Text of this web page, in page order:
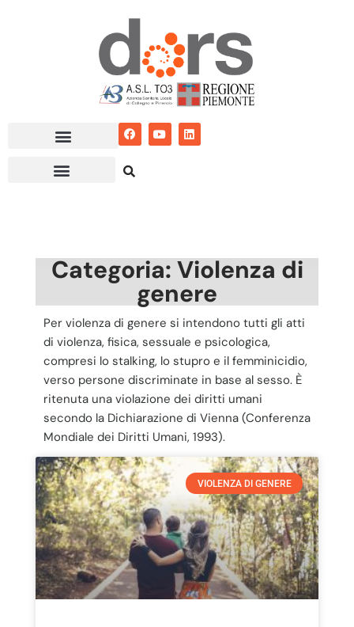
Categoria: Violenza di
genere
Per violenza di genere si intendono tutti gli atti
di violenza, fisica, sessuale e psicologica,
compresi lo stalking, lo stupro e il femminicidio,
verso persone discriminate in base al sesso. È
ritenuta una violazione dei diritti umani
secondo la Dichiarazione di Vienna (Conferenza
Mondiale dei Diritti Umani, 1993).
VIOLENZA DI GENERE